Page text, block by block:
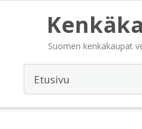
Suomen kenkäkaupat